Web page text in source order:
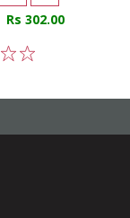
Rs 302.00